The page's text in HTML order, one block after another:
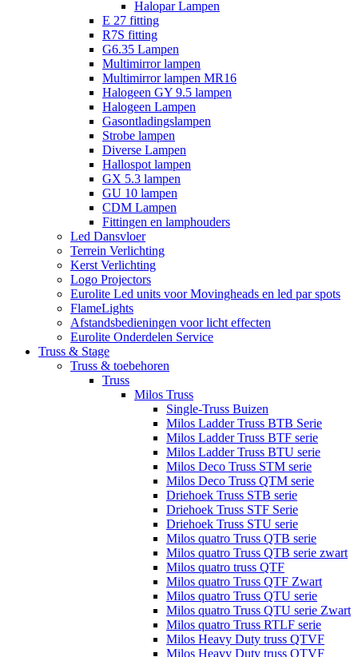
Halopar Lampen
E 27 fitting
R7S fitting
G6.35 Lampen
Multimirror lampen
Multimirror lampen MR16
Halogeen GY 9.5 lampen
Halogeen Lampen
Gasontladingslampen
Strobe lampen
Diverse Lampen
Hallospot lampen
GX 5.3 lampen
GU 10 lampen
CDM Lampen
Fittingen en lamphouders
Led Dansvloer
Terrein Verlichting
Kerst Verlichting
Logo Projectors
Eurolite Led units voor Movingheads en led par spots
FlameLights
Afstandsbedieningen voor licht effecten
Eurolite Onderdelen Service
Truss & Stage
Truss & toebehoren
Truss
Milos Truss
Single-Truss Buizen
Milos Ladder Truss BTB Serie
Milos Ladder Truss BTF serie
Milos Ladder Truss BTU serie
Milos Deco Truss STM serie
Milos Deco Truss QTM serie
Driehoek Truss STB serie
Driehoek Truss STF Serie
Driehoek Truss STU serie
Milos quatro Truss QTB serie
Milos quatro Truss QTB serie zwart
Milos quatro truss QTF
Milos quatro Truss QTF Zwart
Milos quatro Truss QTU serie
Milos quatro Truss QTU serie Zwart
Milos quatro Truss RTLF serie
Milos Heavy Duty truss QTVF
Milos Heavy Duty truss QTVF